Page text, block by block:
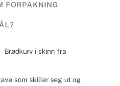
FORPAKNING
Brødkurv i skinn fra
som skiller seg ut og